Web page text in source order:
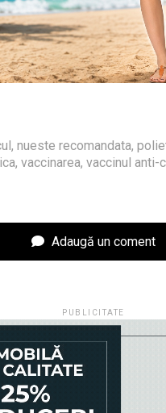
, nueste recomandata,
, vaccinarea, vaccinul anti-
Adaugă un coment
PUBLICITATE